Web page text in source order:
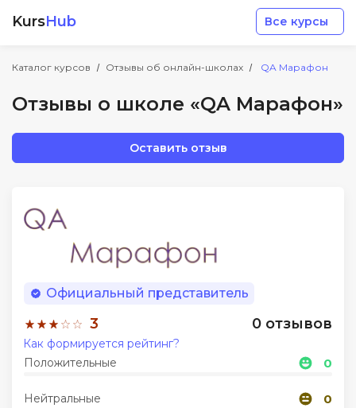
KursHub Все курсы
Каталог курсов Отзывы об онлайн-школах QA Марафон
Отзывы о школе «QA Марафон»
Оставить отзыв
Официальный представитель
3 0 отзывов
Положительные 0
Нейтральные 0
Как формируется рейтинг?
Маркетинг
Дизайн
Аналитика
Менеджмент
Иностранные языки